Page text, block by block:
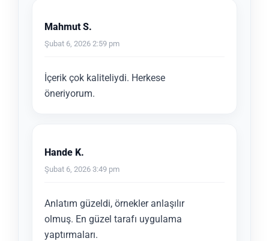
Mahmut S.
Şubat 6, 2026 2:59 pm
İçerik çok kaliteliydi. Herkese
öneriyorum.
Hande K.
Şubat 6, 2026 3:49 pm
Anlatım güzeldi, örnekler anlaşılır
olmuş. En güzel tarafı uygulama
yaptırmaları.